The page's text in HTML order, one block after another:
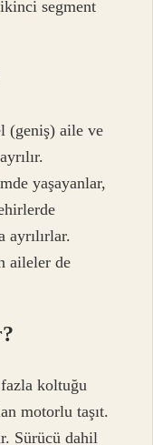
segment
(geniş) aile ve
yaşayanlar,
ayrılırlar.
aileler de
koltuğu
motorlu taşıt.
Sürücü dahil